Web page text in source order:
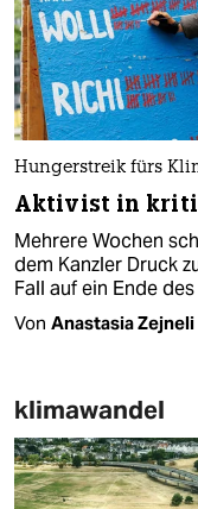
Hungerstreik fürs
Aktivist in
Mehrere Wochen
dem Kanzler Druck
Fall auf ein Ende
Von Anastasia Zejneli
klimawandel